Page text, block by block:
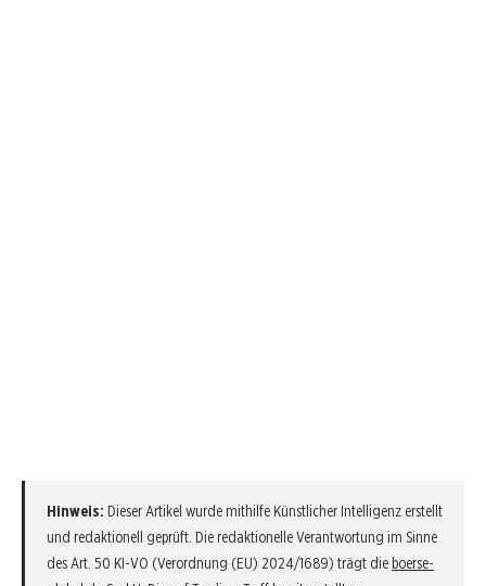
Hinweis: Dieser Artikel wurde mithilfe Künstlicher Intelligenz erstellt
und redaktionell geprüft. Die redaktionelle Verantwortung im Sinne
des Art. 50 KI-VO (Verordnung (EU) 2024/1689) trägt die boerse-